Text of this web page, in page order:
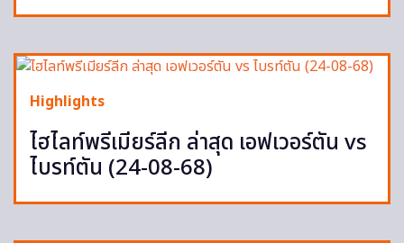
Highlights
ไฮไลท์พรีเมียร์ลีก ล่าสุด เอฟเวอร์ตัน vs
ไบรท์ตัน (24-08-68)